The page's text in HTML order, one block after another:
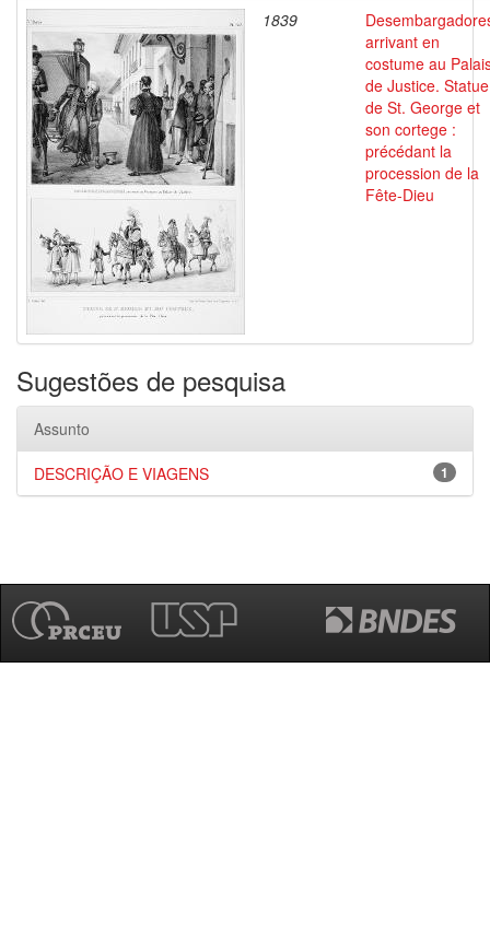
1839
arrivant en
costume au
de Justice. Statue
de St. George et
son cortege :
précédant la
procession de la
Fête-Dieu
Sugestões de pesquisa
Assunto
1
DESCRIÇÃO E VIAGENS